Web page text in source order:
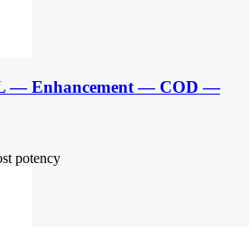
— Enhancement — COD —
potency